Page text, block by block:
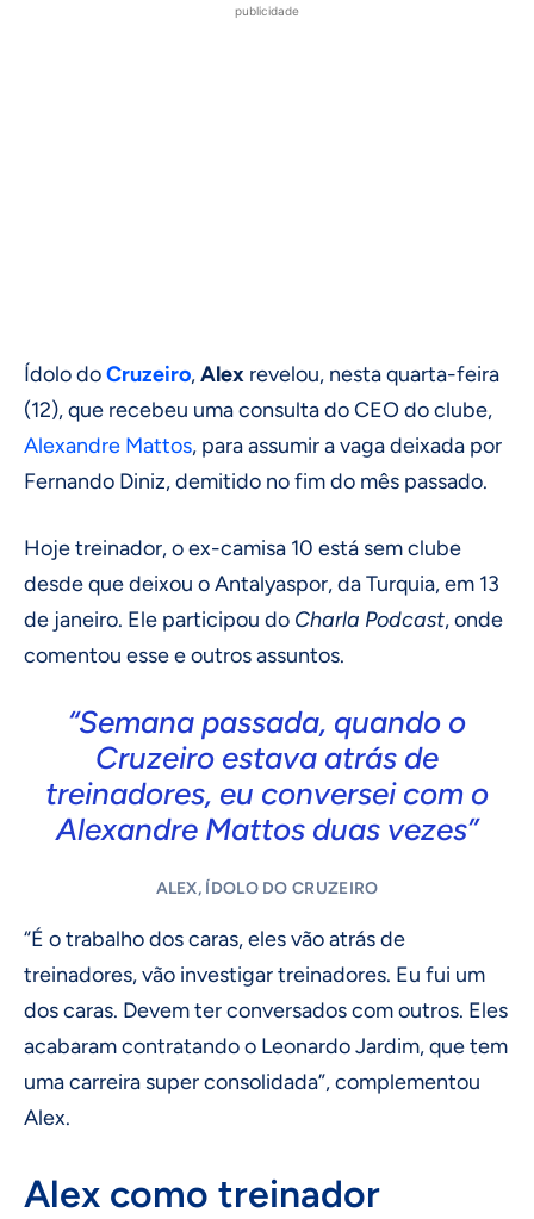
publicidade
Ídolo doCruzeiro,Alex revelou, nesta quarta-feira
(12), que recebeu uma consulta do CEO do clube,
Alexandre Mattos, para assumir a vaga deixada por
Fernando Diniz, demitido no fim do mês passado.
Hoje treinador, o ex-camisa 10 está sem clube
desde que deixou o Antalyaspor, da Turquia, em 13
de janeiro. Ele participou do Charla Podcast, onde
comentou esse e outros assuntos.
“Semana passada, quando o
Cruzeiro estava atrás de
treinadores, eu conversei com o
Alexandre Mattos duas vezes”
ALEX, ÍDOLO DO CRUZEIRO
“É o trabalho dos caras, eles vão atrás de
treinadores, vão investigar treinadores. Eu fui um
dos caras. Devem ter conversados com outros. Eles
acabaram contratando o Leonardo Jardim, que tem
uma carreira super consolidada”, complementou
Alex.
Alex como treinador